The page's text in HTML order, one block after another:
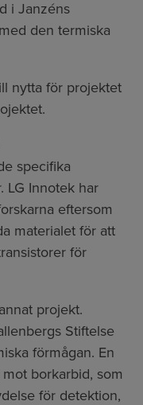
i Janzéns
den termiska
nytta för projektet
specifika
LG Innotek har
eftersom
materialet för att
för
projekt.
Stiftelse
förmågan. En
borkarbid, som
för detektion,